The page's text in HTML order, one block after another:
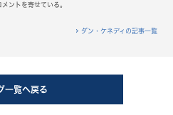
ントを寄せている。
ダン・ケネディの記事一覧
一覧へ戻る